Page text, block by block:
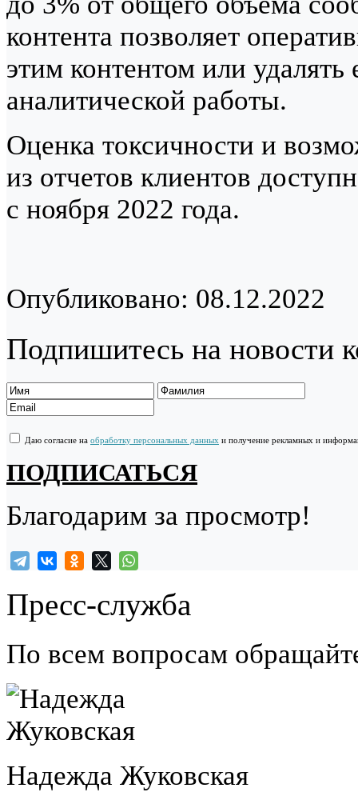
контента позволяет
этим контентом или
аналитической работы.
Оценка токсичности и
из отчетов клиентов
с ноября 2022 года.
Опубликовано: 08.12.2022
Подпишитесь на новости
Даю согласие на обработку персональных данных и получение рекламных и
ПОДПИСАТЬСЯ
Благодарим за просмотр!
Пресс-служба
По всем вопросам
Надежда Жуковская